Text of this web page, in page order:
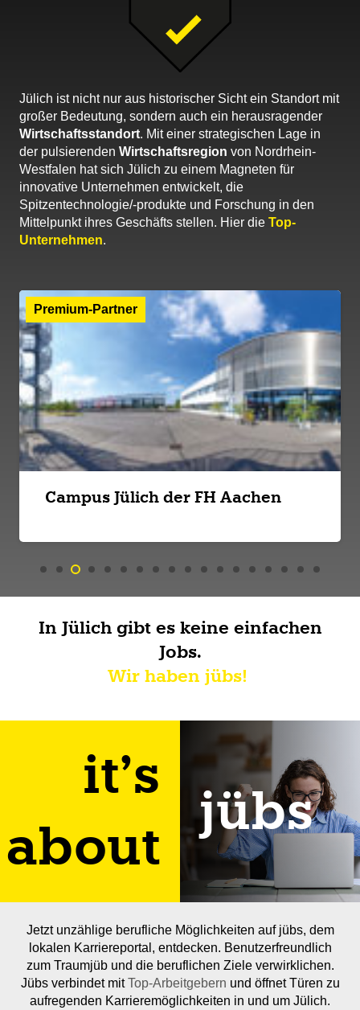
Jülich ist nicht nur aus historischer Sicht ein Standort mit
großer Bedeutung, sondern auch ein herausragender
Wirtschaftsstandort. Mit einer strategischen Lage in
der pulsierenden Wirtschaftsregion von Nordrhein-
Westfalen hat sich Jülich zu einem Magneten für
innovative Unternehmen entwickelt, die
Spitzentechnologie/-produkte und Forschung in den
Mittelpunkt ihres Geschäfts stellen. Hier die Top-
Unternehmen.
Premium-Partner
Campus Jülich der FH Aachen
In Jülich gibt es keine einfachen
Jobs.
Wir haben jübs!
it’s
about
jübs
Jetzt unzählige berufliche Möglichkeiten auf jübs, dem
lokalen Karriereportal, entdecken. Benutzerfreundlich
zum Traumjüb und die beruflichen Ziele verwirklichen.
Jübs verbindet mitTop-Arbeitgebern und öffnet Türen zu
aufregenden Karrieremöglichkeiten in und um Jülich.